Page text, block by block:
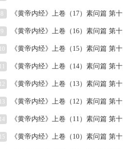
《黄帝内经》上卷（17）素问篇 第十七篇 脉要精微论
9 《黄帝内经》上卷（16）素问篇 第十六篇 诊要经终论
《黄帝内经》上卷（15）素问篇 第十五篇 玉版论要
《黄帝内经》上卷（14）素问篇 第十四篇 汤液醪醴论
12 《黄帝内经》上卷（13）素问篇 第十三篇 移精变气论
13 《黄帝内经》上卷（12）素问篇 第十二篇 异法方宜论
14 《黄帝内经》上卷（11）素问篇 第十一篇 五藏别论
15 《黄帝内经》上卷（10）素问篇 第十篇 五藏生成